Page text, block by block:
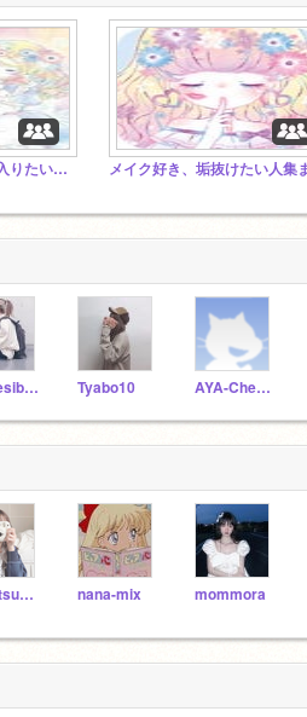
❤︎顔文字スタジオ❤︎入りたい人言ってね！
mamesiba_sibakenn Tyabo10 AYA-Cherry
daibutsukun nana-mix mommora